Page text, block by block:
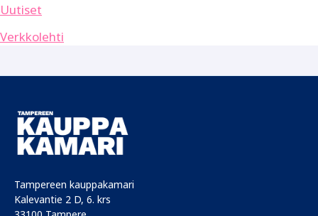
Uutiset
Verkkolehti
Tampereen kauppakamari
Kalevantie 2 D, 6. krs